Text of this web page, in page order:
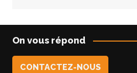
On vous répond
CONTACTEZ-NOUS